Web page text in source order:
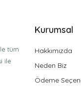
tüm
ile
Kurumsal
Hakkımızda
Neden Biz
Ödeme